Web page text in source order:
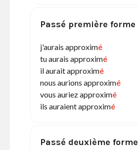
Passé première forme
j'aurais approximé
tu aurais approximé
il aurait approximé
nous aurions approximé
vous auriez approximé
ils auraient approximé
Passé deuxième forme